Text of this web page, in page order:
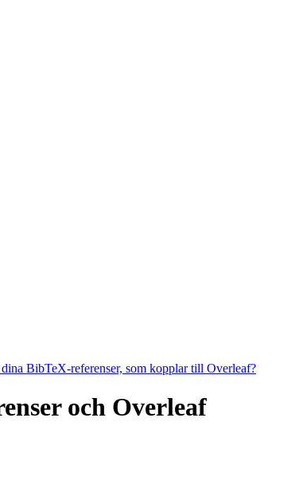
BibTeX-referenser, som kopplar till Overleaf?
och Overleaf